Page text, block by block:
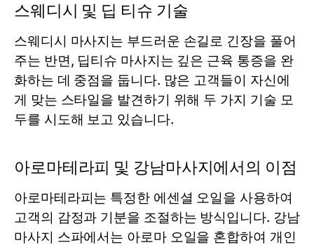
스웨디시 및 딥 티슈 기술
스웨디시 마사지는 부드러운 손길로 긴장을 풀어
주는 반면, 딥티슈 마사지는 깊은 근육 통증을 완
화하는 데 중점을 둡니다. 많은 고객들이 자신에
게 맞는 스타일을 발견하기 위해 두 가지 기술 모
두를 시도해 보고 있습니다.
아로마테라피 및 강남마사지에서의 이점
아로마테라피는 특정한 에센셜 오일을 사용하여
고객의 감정과 기분을 조절하는 방식입니다. 강남
마사지 스파에서는 아로마 오일을 혼합하여 개인